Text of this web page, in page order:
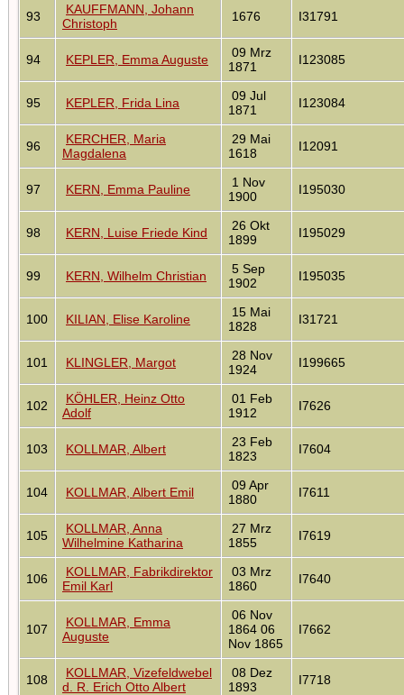
93
KAUFFMANN, Johann
Christoph
1676 I31791
94 KEPLER, Emma Auguste
09 Mrz
1871
I123085
95 KEPLER, Frida Lina
09 Jul
1871
I123084
96
KERCHER, Maria
Magdalena
29 Mai
1618
I12091
97 KERN, Emma Pauline
1 Nov
1900
I195030
98 KERN, Luise Friede Kind
26 Okt
1899
I195029
99 KERN, Wilhelm Christian
5 Sep
1902
I195035
100 KILIAN, Elise Karoline
15 Mai
1828
I31721
101 KLINGLER, Margot
28 Nov
1924
I199665
102
KÖHLER, Heinz Otto
Adolf
01 Feb
1912
I7626
103 KOLLMAR, Albert
23 Feb
1823
I7604
104 KOLLMAR, Albert Emil
09 Apr
1880
I7611
105
KOLLMAR, Anna
Wilhelmine Katharina
27 Mrz
1855
I7619
106
KOLLMAR, Fabrikdirektor
Emil Karl
03 Mrz
1860
I7640
107
KOLLMAR, Emma
Auguste
06 Nov
1864 06
Nov 1865
I7662
108
KOLLMAR, Vizefeldwebel
d. R. Erich Otto Albert
08 Dez
1893
I7718